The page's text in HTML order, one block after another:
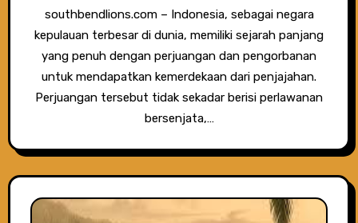
southbendlions.com – Indonesia, sebagai negara
kepulauan terbesar di dunia, memiliki sejarah panjang
yang penuh dengan perjuangan dan pengorbanan
untuk mendapatkan kemerdekaan dari penjajahan.
Perjuangan tersebut tidak sekadar berisi perlawanan
bersenjata,…